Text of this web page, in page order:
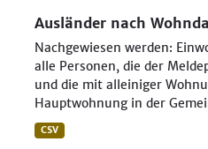
Ausländer nach
Nachgewiesen werden:
alle Personen, die der
und die mit alleiniger
Hauptwohnung in der
CSV